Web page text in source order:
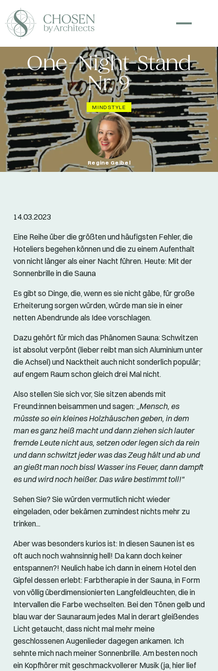
One-Night-Stand
Nr. 9
MINDSTYLE
Regine Geibel
14.03.2023
Eine Reihe über die größten und häufigsten Fehler, die
Hoteliers begehen können und die zu einem Aufenthalt
von nicht länger als einer Nacht führen. Heute: Mit der
Sonnenbrille in die Sauna
Es gibt so Dinge, die, wenn es sie nicht gäbe, für große
Erheiterung sorgen würden, würde man sie in einer
netten Abendrunde als Idee vorschlagen.
Dazu gehört für mich das Phänomen Sauna: Schwitzen
ist absolut verpönt (lieber reibt man sich Aluminium unter
die Achsel) und Nacktheit auch nicht sonderlich populär;
auf engem Raum schon gleich drei Mal nicht.
Also stellen Sie sich vor, Sie sitzen abends mit
Freund:innen beisammen und sagen: „Mensch, es
müsste so ein kleines Holzhäuschen geben, in dem
man es ganz heiß macht und dann ziehen sich lauter
fremde Leute nicht aus, setzen oder legen sich da rein
und dann schwitzt jeder was das Zeug hält und ab und
an gießt man noch bissl Wasser ins Feuer, dann dampft
es und wird noch heißer. Das wäre bestimmt toll!"
Sehen Sie? Sie würden vermutlich nicht wieder
eingeladen, oder bekämen zumindest nichts mehr zu
trinken...
Aber was besonders kurios ist: In diesen Saunen ist es
oft auch noch wahnsinnig hell! Da kann doch keiner
entspannen?! Neulich habe ich dann in einem Hotel den
Gipfel dessen erlebt: Farbtherapie in der Sauna, in Form
von völlig überdimensionierten Langfeldleuchten, die in
Intervallen die Farbe wechselten. Bei den Tönen gelb und
blau war der Saunaraum jedes Mal in derart gleißendes
Licht getaucht, dass nicht mal mehr meine
geschlossenen Augenlieder dagegen ankamen. Ich
sehnte mich nach meiner Sonnenbrille. Am besten noch
ein Kopfhörer mit geschmackvollerer Musik (ja, hier lief